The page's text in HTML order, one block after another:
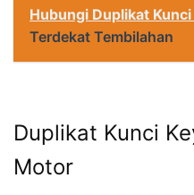
Hubungi Duplikat Kunci
Terdekat Tembilahan
Duplikat Kunci
Motor